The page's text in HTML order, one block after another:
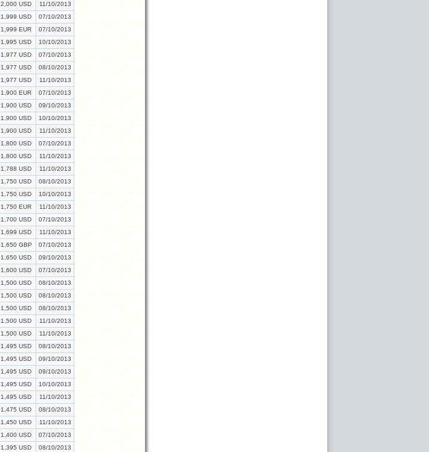
2,000 USD
11/10/2013
1,999 USD
07/10/2013
1,999 EUR
07/10/2013
1,995 USD
10/10/2013
1,977 USD
07/10/2013
1,977 USD
08/10/2013
1,977 USD
11/10/2013
1,900 EUR
07/10/2013
1,900 USD
09/10/2013
1,900 USD
10/10/2013
1,900 USD
11/10/2013
1,800 USD
07/10/2013
1,800 USD
11/10/2013
1,788 USD
11/10/2013
1,750 USD
08/10/2013
1,750 USD
10/10/2013
1,750 EUR
11/10/2013
1,700 USD
07/10/2013
1,699 USD
11/10/2013
1,650 GBP
07/10/2013
1,650 USD
09/10/2013
1,600 USD
07/10/2013
1,500 USD
08/10/2013
1,500 USD
08/10/2013
1,500 USD
08/10/2013
1,500 USD
11/10/2013
1,500 USD
11/10/2013
1,495 USD
08/10/2013
1,495 USD
09/10/2013
1,495 USD
09/10/2013
1,495 USD
10/10/2013
1,495 USD
11/10/2013
1,475 USD
08/10/2013
1,450 USD
11/10/2013
1,400 USD
07/10/2013
1,395 USD
08/10/2013